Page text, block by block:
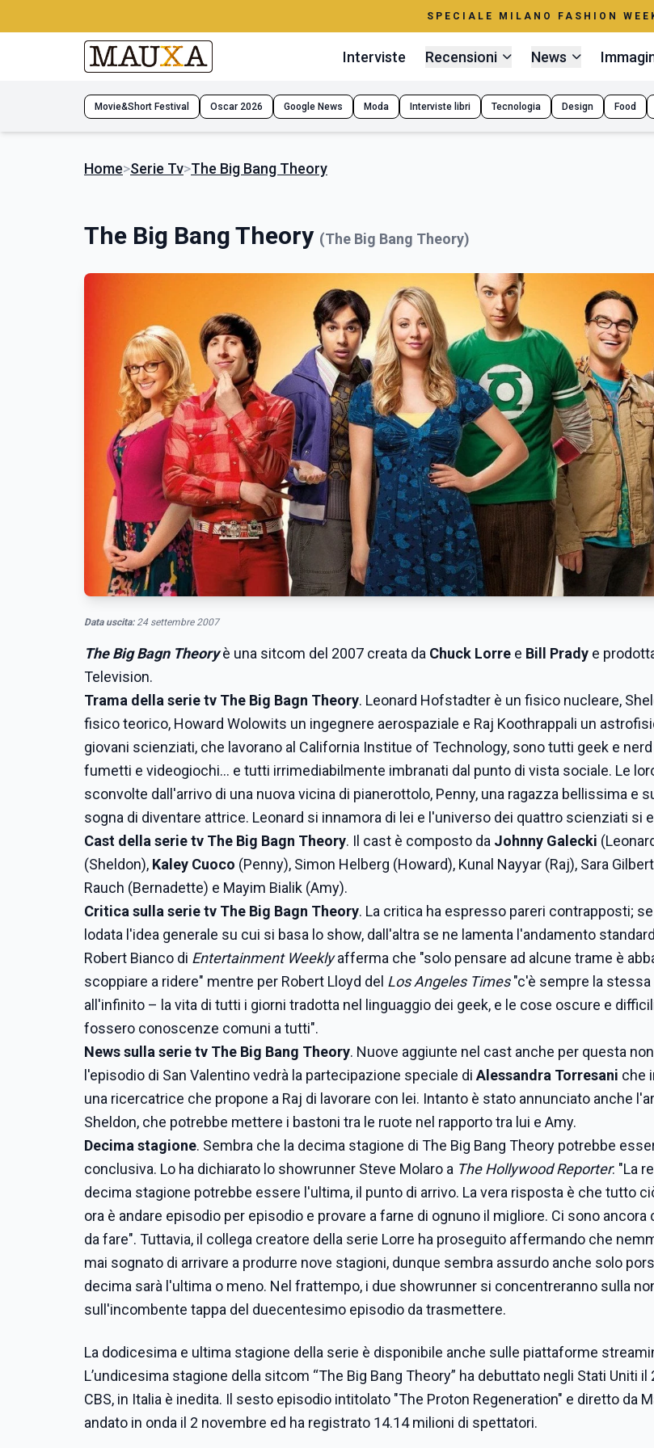
SPECIALE MILANO FASHION
Interviste Recensioni News
Movie&Short Festival Oscar 2026 Google News Moda Interviste libri Tecnologia Design Food
Home>Serie Tv>The Big Bang Theory
The Big Bang Theory (The Big Bang Theory)
Data uscita:24 settembre 2007
The Big Bagn Theoryè una sitcom del 2007 creata da Chuck Lorre e Bill Prady e
Television.
Trama della serie tv The Big Bagn Theory. Leonard Hofstadter è un fisico nucleare,
fisico teorico, Howard Wolowits un ingegnere aerospaziale e Raj Koothrappali un
giovani scienziati, che lavorano al California Institue of Technology, sono tutti geek e
fumetti e videogiochi... e tutti irrimediabilmente imbranati dal punto di vista sociale. Le
sconvolte dall'arrivo di una nuova vicina di pianerottolo, Penny, una ragazza bellissima e
sogna di diventare attrice. Leonard si innamora di lei e l'universo dei quattro scienziati si
Cast della serie tv The Big Bagn Theory. Il cast è composto da Johnny Galecki
(Sheldon), Kaley Cuoco (Penny), Simon Helberg (Howard), Kunal Nayyar (Raj), Sara
Rauch (Bernadette) e Mayim Bialik (Amy).
Critica sulla serie tv The Big Bagn Theory. La critica ha espresso pareri contrapposti;
lodata l'idea generale su cui si basa lo show, dall'altra se ne lamenta l'andamento
Robert Bianco di Entertainment Weeklyafferma che "solo pensare ad alcune trame è
scoppiare a ridere" mentre per Robert Lloyd del Los Angeles Times"c'è sempre la stessa
all'infinito – la vita di tutti i giorni tradotta nel linguaggio dei geek, e le cose oscure e
fossero conoscenze comuni a tutti".
News sulla serie tv The Big Bang Theory. Nuove aggiunte nel cast anche per questa
l'episodio di San Valentino vedrà la partecipazione speciale di Alessandra Torresani che
una ricercatrice che propone a Raj di lavorare con lei. Intanto è stato annunciato anche
Sheldon, che potrebbe mettere i bastoni tra le ruote nel rapporto tra lui e Amy.
Decima stagione. Sembra che la decima stagione di The Big Bang Theory potrebbe
conclusiva. Lo ha dichiarato lo showrunner Steve Molaro a The Hollywood Reporter: "La
decima stagione potrebbe essere l'ultima, il punto di arrivo. La vera risposta è che tutto
ora è andare episodio per episodio e provare a farne di ognuno il migliore. Ci sono
da fare". Tuttavia, il collega creatore della serie Lorre ha proseguito affermando che
mai sognato di arrivare a produrre nove stagioni, dunque sembra assurdo anche solo
decima sarà l'ultima o meno. Nel frattempo, i due showrunner si concentreranno sulla
sull'incombente tappa del duecentesimo episodio da trasmettere.
La dodicesima e ultima stagione della serie è disponibile anche sulle piattaforme
L’undicesima stagione della sitcom “The Big Bang Theory” ha debuttato negli Stati Uniti
CBS, in Italia è inedita. Il sesto episodio intitolato "The Proton Regeneration" e diretto da
andato in onda il 2 novembre ed ha registrato 14.14 milioni di spettatori.